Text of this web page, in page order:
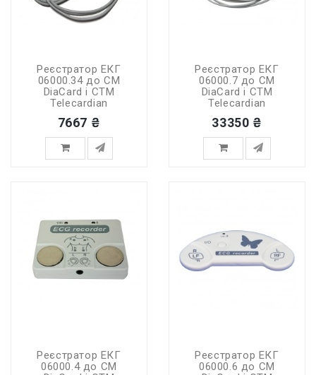
Реєстратор ЕКГ
06000.34 до СМ
DiaCard і СТМ
Telecardian
7667 ₴
Реєстратор ЕКГ
06000.7 до СМ
DiaCard і СТМ
Telecardian
33350 ₴
Реєстратор ЕКГ
06000.4 до СМ
Реєстратор ЕКГ
06000.6 до СМ